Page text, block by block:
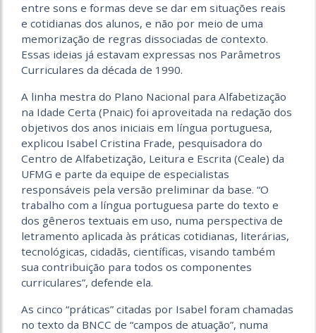
entre sons e formas deve se dar em situações reais
e cotidianas dos alunos, e não por meio de uma
memorização de regras dissociadas de contexto.
Essas ideias já estavam expressas nos Parâmetros
Curriculares da década de 1990.
A linha mestra do Plano Nacional para Alfabetização
na Idade Certa (Pnaic) foi aproveitada na redação dos
objetivos dos anos iniciais em língua portuguesa,
explicou Isabel Cristina Frade, pesquisadora do
Centro de Alfabetização, Leitura e Escrita (Ceale) da
UFMG e parte da equipe de especialistas
responsáveis pela versão preliminar da base. “O
trabalho com a língua portuguesa parte do texto e
dos gêneros textuais em uso, numa perspectiva de
letramento aplicada às práticas cotidianas, literárias,
tecnológicas, cidadãs, científicas, visando também
sua contribuição para todos os componentes
curriculares”, defende ela.
As cinco “práticas” citadas por Isabel foram chamadas
no texto da BNCC de “campos de atuação”, numa